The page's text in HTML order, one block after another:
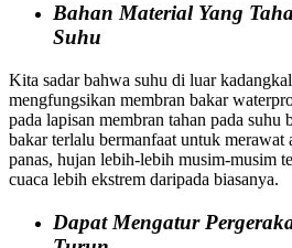
Bahan Material Yang
Suhu
Kita sadar bahwa suhu di luar
mengfungsikan membran bakar
pada lapisan membran tahan pada suhu
bakar terlalu bermanfaat untuk merawat
panas, hujan lebih-lebih musim-musim
cuaca lebih ekstrem daripada biasanya.
Dapat Mengatur